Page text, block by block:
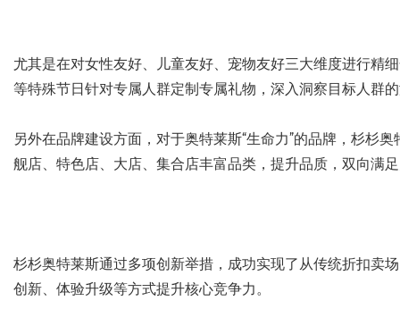
尤其是在对女性友好、儿童友好、宠物友好三大维度进行精
等特殊节日针对专属人群定制专属礼物，深入洞察目标人群
另外在品牌建设方面，对于奥特莱斯“生命力”的品牌，杉杉
舰店、特色店、大店、集合店丰富品类，提升品质，双向满
杉杉奥特莱斯通过多项创新举措，成功实现了从传统折扣卖
创新、体验升级等方式提升核心竞争力。